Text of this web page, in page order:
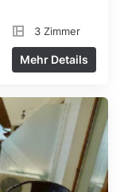
3 Zimmer
Mehr Details